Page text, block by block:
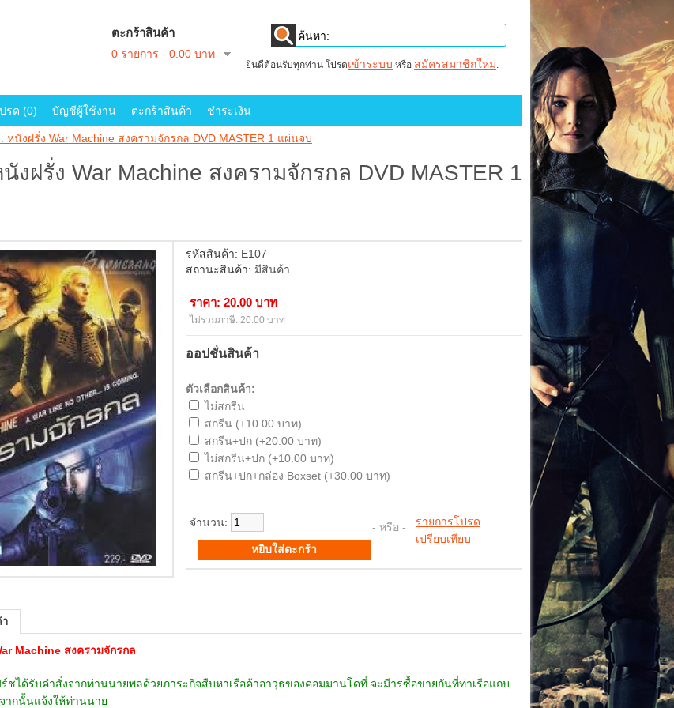
ตะกร้าสินค้า
0 รายการ - 0.00 บาท
ยินดีต้อนรับทุกท่าน โปรดเข้าระบบ หรือ สมัครสมาชิกใหม่.
รด (0) บัญชีผู้ใช้งาน ตะกร้าสินค้า ชำระเงิน
หนังฝรั่ง War Machine สงครามจักรกล DVD MASTER 1 แผ่นจบ
งฝรั่ง War Machine สงครามจักรกล DVD MASTER 1
รหัสสินค้า: E107
สถานะสินค้า: มีสินค้า
ราคา: 20.00 บาท
ไม่รวมภาษี: 20.00 บาท
ออปชั่นสินค้า
ตัวเลือกสินค้า:
ไม่สกรีน
สกรีน (+10.00 บาท)
สกรีน+ปก (+20.00 บาท)
ไม่สกรีน+ปก (+10.00 บาท)
สกรีน+ปก+กล่อง Boxset (+30.00 บาท)
จำนวน: - หรือ - รายการโปรด
เปรียบเทียบ
า
Machine สงครามจักรกล
บคำสั่งจากท่านนายพลด้วยภาระกิจสืบหาเรือค้าอาวุธของคอมมานโดที่ จะมีารซื้อขายกันที่ท่าเรือแถบ
ากนั้นแจ้งให้ท่านนาย